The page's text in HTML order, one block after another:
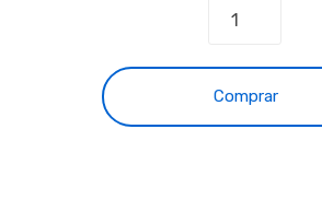
Comprar